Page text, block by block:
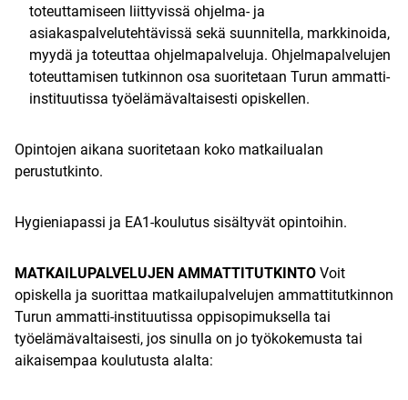
toteuttamiseen liittyvissä ohjelma- ja
asiakaspalvelutehtävissä sekä suunnitella, markkinoida,
myydä ja toteuttaa ohjelmapalveluja. Ohjelmapalvelujen
toteuttamisen tutkinnon osa suoritetaan Turun ammatti-
instituutissa työelämävaltaisesti opiskellen.
Opintojen aikana suoritetaan koko matkailualan
perustutkinto.
Hygieniapassi ja EA1-koulutus sisältyvät opintoihin.
MATKAILUPALVELUJEN AMMATTITUTKINTO Voit
opiskella ja suorittaa matkailupalvelujen ammattitutkinnon
Turun ammatti-instituutissa oppisopimuksella tai
työelämävaltaisesti, jos sinulla on jo työkokemusta tai
aikaisempaa koulutusta alalta: